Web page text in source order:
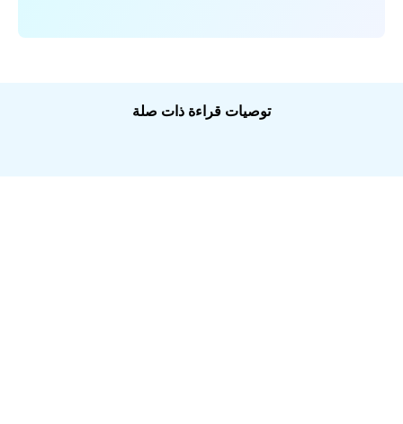
توصيات قراءة ذات صلة